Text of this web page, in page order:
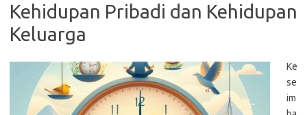
Kehidupan Pribadi dan Kehidupan
Keluarga
Ke
se
im